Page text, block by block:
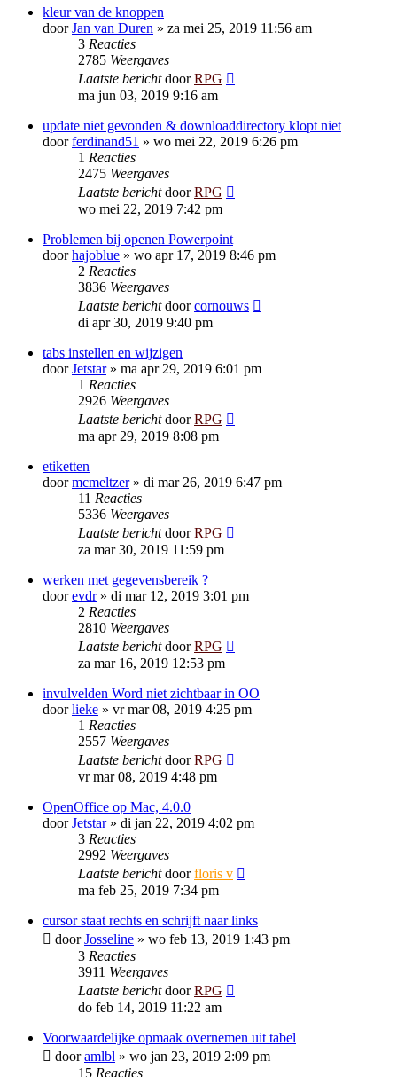
kleur van de knoppen
doorJan van Duren » za mei 25, 2019 11:56 am
3 Reacties
2785 Weergaves
Laatste berichtdoorRPG
ma jun 03, 2019 9:16 am
update niet gevonden & downloaddirectory klopt niet
doorferdinand51 » wo mei 22, 2019 6:26 pm
1 Reacties
2475 Weergaves
Laatste berichtdoorRPG
wo mei 22, 2019 7:42 pm
Problemen bij openen Powerpoint
doorhajoblue » wo apr 17, 2019 8:46 pm
2 Reacties
3836 Weergaves
Laatste berichtdoorcornouws
di apr 30, 2019 9:40 pm
tabs instellen en wijzigen
doorJetstar» ma apr 29, 2019 6:01 pm
1 Reacties
2926 Weergaves
Laatste berichtdoorRPG
ma apr 29, 2019 8:08 pm
etiketten
doormcmeltzer» di mar 26, 2019 6:47 pm
11 Reacties
5336 Weergaves
Laatste berichtdoorRPG
za mar 30, 2019 11:59 pm
werken met gegevensbereik ?
doorevdr» di mar 12, 2019 3:01 pm
2 Reacties
2810 Weergaves
Laatste berichtdoorRPG
za mar 16, 2019 12:53 pm
invulvelden Word niet zichtbaar in OO
doorlieke » vr mar 08, 2019 4:25 pm
1 Reacties
2557 Weergaves
Laatste berichtdoorRPG
vr mar 08, 2019 4:48 pm
OpenOffice op Mac, 4.0.0
doorJetstar» di jan 22, 2019 4:02 pm
3 Reacties
2992 Weergaves
Laatste berichtdoorfloris v
ma feb 25, 2019 7:34 pm
cursor staat rechts en schrijft naar links
doorJosseline » wo feb 13, 2019 1:43 pm
3 Reacties
3911 Weergaves
Laatste berichtdoorRPG
do feb 14, 2019 11:22 am
Voorwaardelijke opmaak overnemen uit tabel
dooramlbl » wo jan 23, 2019 2:09 pm
15 Reacties